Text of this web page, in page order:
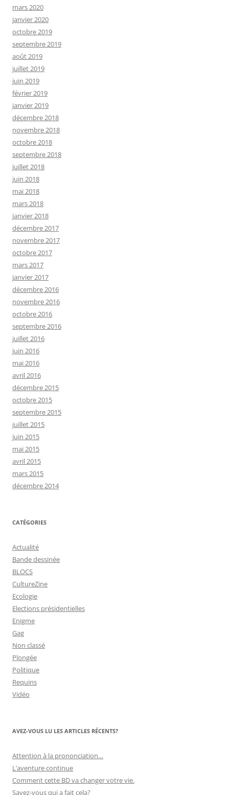
mars 2020
janvier 2020
octobre 2019
septembre 2019
août 2019
juillet 2019
juin 2019
février 2019
janvier 2019
décembre 2018
novembre 2018
octobre 2018
septembre 2018
juillet 2018
juin 2018
mai 2018
mars 2018
janvier 2018
décembre 2017
novembre 2017
octobre 2017
mars 2017
janvier 2017
décembre 2016
novembre 2016
octobre 2016
septembre 2016
juillet 2016
juin 2016
mai 2016
avril 2016
décembre 2015
octobre 2015
septembre 2015
juillet 2015
juin 2015
mai 2015
avril 2015
mars 2015
décembre 2014
CATÉGORIES
Actualité
Bande dessinée
BLOCS
CultureZine
Ecologie
Elections présidentielles
Enigme
Gag
Non classé
Plongée
Politique
Requins
Vidéo
AVEZ-VOUS LU LES ARTICLES RÉCENTS?
Attention à la prononciation…
L’aventure continue
Comment cette BD va changer votre vie.
Savez-vous qui a fait cela?